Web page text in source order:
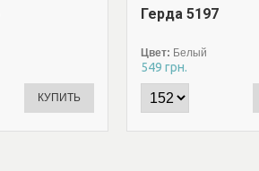
КУПИТЬ
Герда 5197
Цвет: Белый
549 грн.